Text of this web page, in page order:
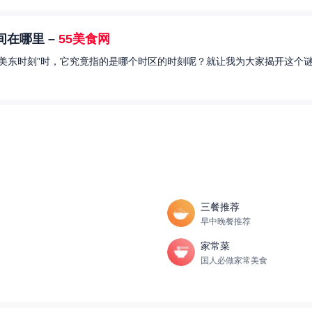
在哪里 – 55美食网
时刻”时，它究竟指的是哪个时区的时刻呢？就让我为大家揭开这
三餐推荐
早中晚餐推荐
家常菜
国人必做家常美食